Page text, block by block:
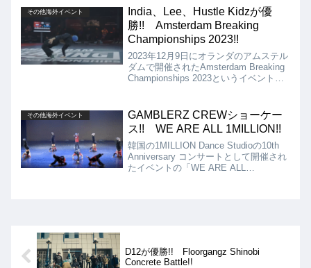
なりました!!
その他海外イベント
India、Lee、Hustle Kidzが優
勝!! Amsterdam Breaking
Championships 2023!!
2023年12月9日にオランダのアムステル
ダムで開催されたAmsterdam Breaking
Championships 2023というイベントの
のバトルとなっています。
その他海外イベント
GAMBLERZ CREWショーケー
ス!! WE ARE ALL 1MILLION!!
韓国の1MILLION Dance Studioの10th
Anniversary コンサートとして開催され
たイベントの「WE ARE ALL
D12が優勝!! Floorgangz Shinobi
Concrete Battle!!